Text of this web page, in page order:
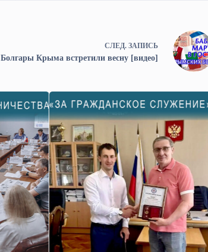
СЛЕД. ЗАПИСЬ
Болгары Крыма встретили весну [видео]